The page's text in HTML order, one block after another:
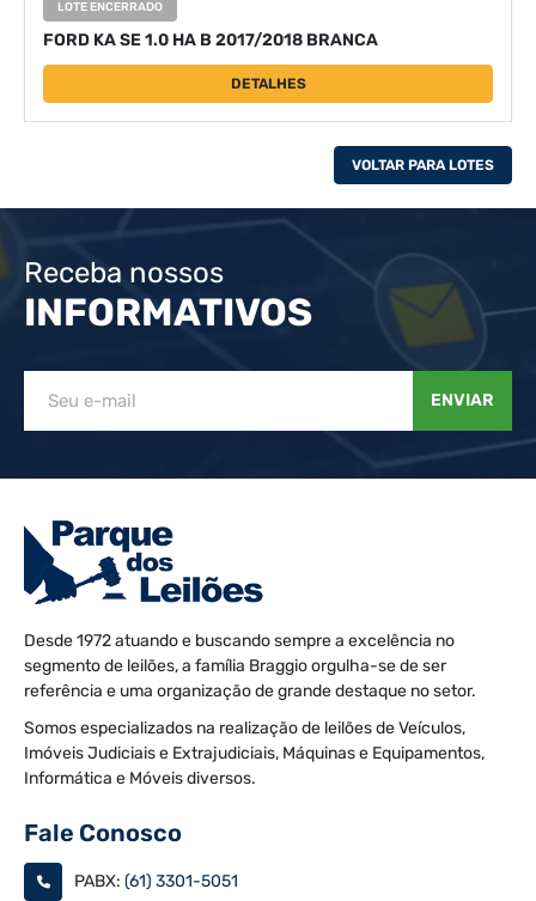
LOTE ENCERRADO
FORD KA SE 1.0 HA B 2017/2018 BRANCA
DETALHES
VOLTAR PARA LOTES
Receba nossos
INFORMATIVOS
ENVIAR
Desde 1972 atuando e buscando sempre a excelência no
segmento de leilões, a família Braggio orgulha-se de ser
referência e uma organização de grande destaque no setor.
Somos especializados na realização de leilões de Veículos,
Imóveis Judiciais e Extrajudiciais, Máquinas e Equipamentos,
Informática e Móveis diversos.
Fale Conosco
PABX: (61) 3301-5051